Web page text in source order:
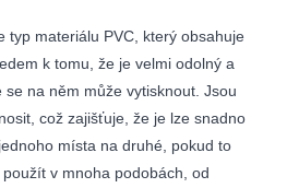
typ materiálu PVC, který obsahuje
k tomu, že je velmi odolný a
na něm může vytisknout. Jsou
což zajišťuje, že je lze snadno
místa na druhé, pokud to
v mnoha podobách, od